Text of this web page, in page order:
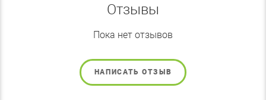
Отзывы
Пока нет отзывов
НАПИСАТЬ ОТЗЫВ